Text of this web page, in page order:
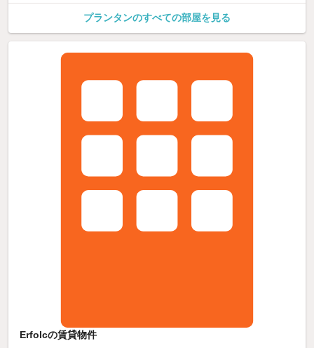
プランタンのすべての部屋を見る
Erfolcの賃貸物件